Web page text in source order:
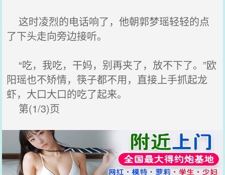
这时凌烈的电话响了，他朝郭梦瑶轻轻的点
了下头走向旁边接听。
“吃，我吃，干妈，别再夹了，放不下了。”欧
阳瑶也不矫情，筷子都不用，直接上手抓起龙
虾，大口大口的吃了起来。
第(1/3)页